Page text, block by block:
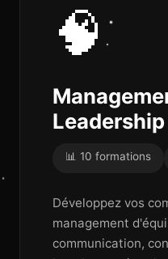
🧠
Leadership
📊 10 formations
Développez vos
management
communication,